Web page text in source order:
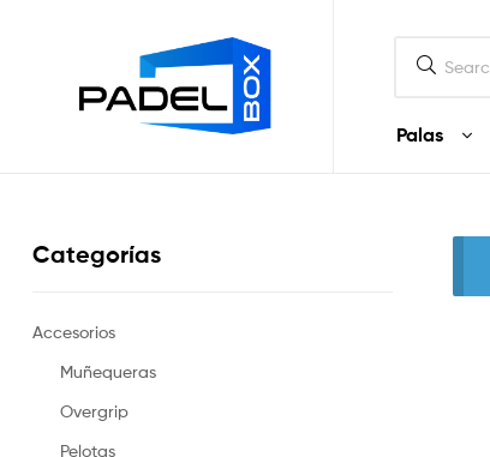
Ecuador
y
de
en
Ecuador
Palas
Ecuador
Categorías
Accesorios
Muñequeras
Overgrip
Pelotas